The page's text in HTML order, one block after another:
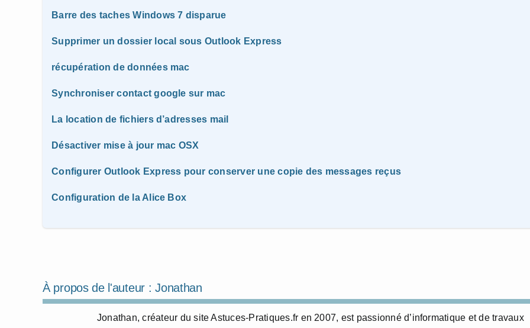
Barre des taches Windows 7 disparue
Supprimer un dossier local sous Outlook Express
récupération de données mac
Synchroniser contact google sur mac
La location de fichiers d’adresses mail
Désactiver mise à jour mac OSX
Configurer Outlook Express pour conserver une copie des messages reçus
Configuration de la Alice Box
À propos de l'auteur :Jonathan
Jonathan, créateur du site Astuces-Pratiques.fr en 2007, est passionné d’informatique et de travaux